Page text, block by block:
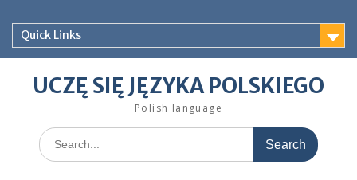
contentQuick Links
UCZĘ SIĘ JĘZYKA POLSKIEGO
Polish language
Search
for: